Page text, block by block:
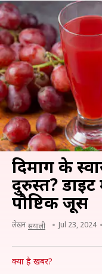
दिमाग के
दुरुस्त?
पौष्टिक जूस
लेखन सयाली Jul 23, 2024
क्या है खबर?